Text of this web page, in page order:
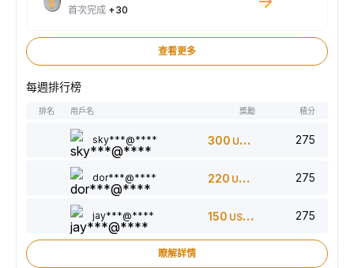
首次完成 +30
查看更多
每週排行榜
排名 用戶名 獎勵 積分
sky***@**** 300 USDT 275
dor***@**** 220 USDT 275
jay***@**** 150 USDT 275
瞭解詳情